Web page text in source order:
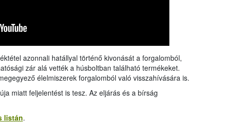
azonnali hatállyal történő kivonását a forgalomból,
zár alá vették a húsboltban található termékeket.
élelmiszerek forgalomból való visszahívására is.
miatt feljelentést is tesz. Az eljárás és a bírság
listán.